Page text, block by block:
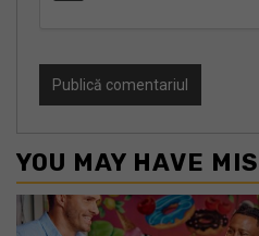
YOU MAY HAVE